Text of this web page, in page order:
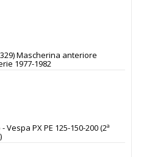
Mascherina anteriore
1977-1982
PX PE 125-150-200 (2ª